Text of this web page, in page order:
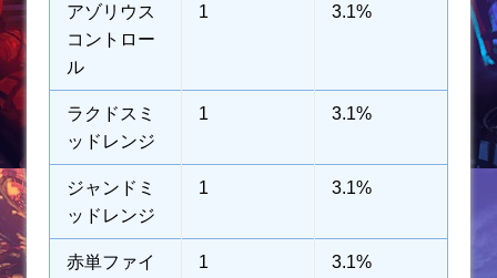
アゾリウス
コントロー
ル
1 3.1%
ラクドスミ
ッドレンジ
1 3.1%
ジャンドミ
ッドレンジ
1 3.1%
赤単ファイ
1 3.1%